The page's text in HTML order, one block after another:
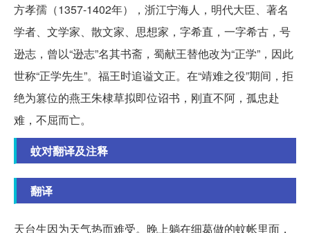
方孝孺（1357-1402年），浙江宁海人，明代大臣、著名
学者、文学家、散文家、思想家，字希直，一字希古，号
逊志，曾以“逊志”名其书斋，蜀献王替他改为“正学”，因此
世称“正学先生”。福王时追谥文正。在“靖难之役”期间，拒
绝为篡位的燕王朱棣草拟即位诏书，刚直不阿，孤忠赴
难，不屈而亡。
蚊对翻译及注释
翻译
天台生因为天气热而难受。晚上躺在细葛做的蚊帐里面，